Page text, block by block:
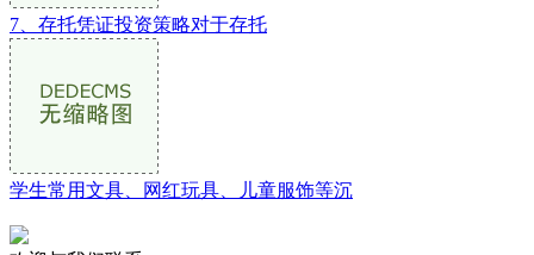
7、存托凭证投资策略对于存托
学生常用文具、网红玩具、儿童服饰等沉